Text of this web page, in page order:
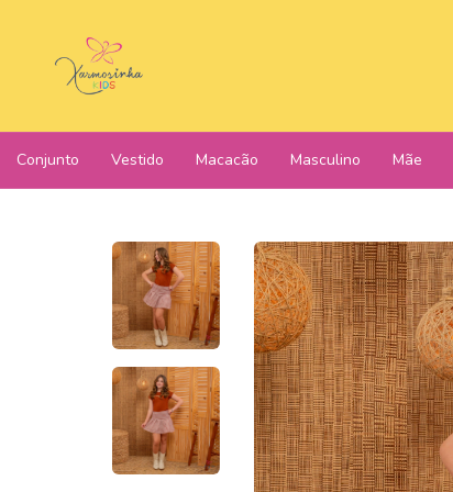
Conjunto Vestido Macacão Masculino Mãe